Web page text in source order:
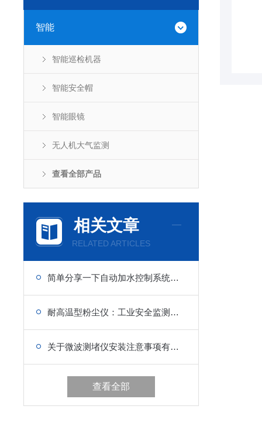
智能
智能巡检机器
智能安全帽
智能眼镜
无人机大气监测
查看全部产品
相关文章
RELATED ARTICLES
简单分享一下自动加水控制系统五大功能的应用
耐高温型粉尘仪：工业安全监测的坚实守护者
关于微波测堵仪安装注意事项有哪些，快来了解下
查看全部